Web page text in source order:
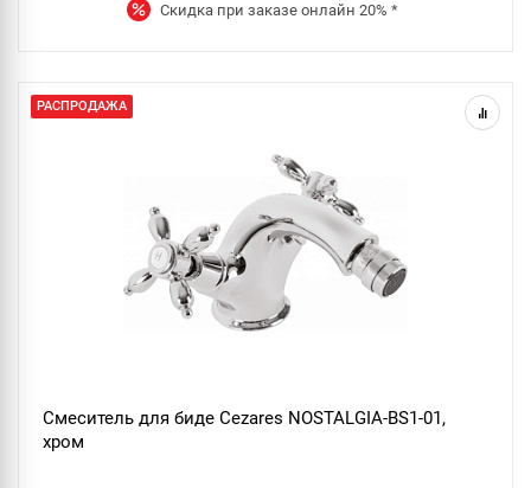
Скидка при заказе онлайн 20% *
РАСПРОДАЖА
Смеситель для биде Cezares NOSTALGIA-BS1-01,
хром